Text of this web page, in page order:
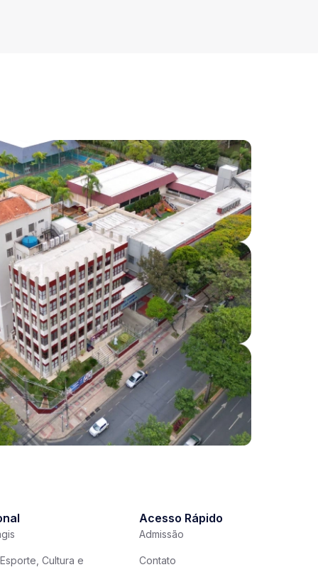
Cultura e
Acesso Rápido
Admissão
Contato